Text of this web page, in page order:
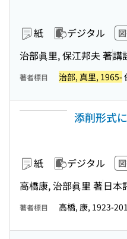
紙 デジタル
治部眞里, 保江邦夫 著講
著者標目 治部, 真里, 1965-
添削形式
紙 デジタル
高橋康, 治部眞里 著日本
著者標目 高橋, 康, 1923-